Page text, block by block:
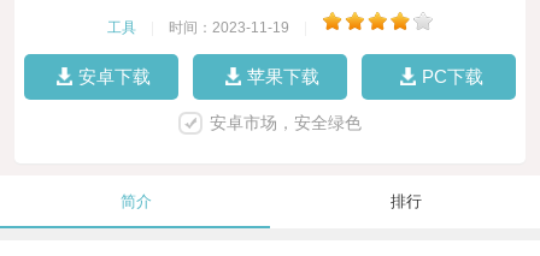
工具 时间：2023-11-19
安卓下载 苹果下载 PC下载
安卓市场，安全绿色
简介 排行